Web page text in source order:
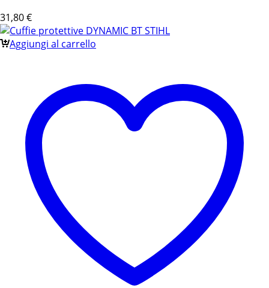
31,80€
Aggiungi al carrello